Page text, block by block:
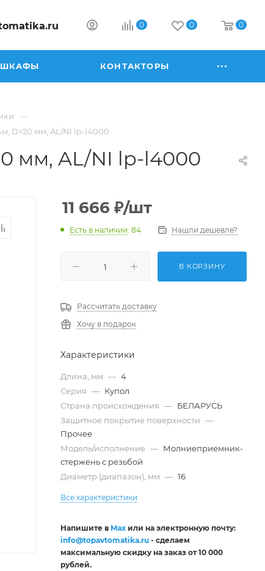
0 0 0
КОНТАКТОРЫ
—
D=20 мм, AL/NI lp-l4000
мм, AL/NI lp-l4000
11 666 ₽/шт
Есть в наличии: 84 Нашли дешевле?
В КОРЗИНУ
Рассчитать доставку
Хочу в подарок
Характеристики
Длина, мм — 4
Серия — Купол
Страна происхождения — БЕЛАРУСЬ
Защитное покрытие поверхности —
Прочее
Модель/исполнение — Молниеприемник-
стержень с резьбой
Диаметр (диапазон), мм — 16
Все характеристики
Напишите в Max или на электронную почту:
info@topavtomatika.ru - сделаем
максимальную скидку на заказ от 10 000
рублей.